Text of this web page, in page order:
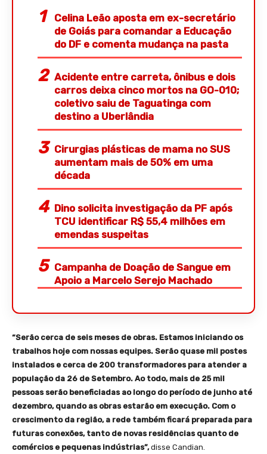
Celina Leão aposta em ex-secretário
de Goiás para comandar a Educação
do DF e comenta mudança na pasta
Acidente entre carreta, ônibus e dois
carros deixa cinco mortos na GO-010;
coletivo saiu de Taguatinga com
destino a Uberlândia
Cirurgias plásticas de mama no SUS
aumentam mais de 50% em uma
década
Dino solicita investigação da PF após
TCU identificar R$ 55,4 milhões em
emendas suspeitas
Campanha de Doação de Sangue em
Apoio a Marcelo Serejo Machado
“Serão cerca de seis meses de obras. Estamos iniciando os
trabalhos hoje com nossas equipes. Serão quase mil postes
instalados e cerca de 200 transformadores para atender a
população da 26 de Setembro. Ao todo, mais de 25 mil
pessoas serão beneficiadas ao longo do período de junho até
dezembro, quando as obras estarão em execução. Com o
crescimento da região, a rede também ficará preparada para
futuras conexões, tanto de novas residências quanto de
comércios e pequenas indústrias”,disse Candian.